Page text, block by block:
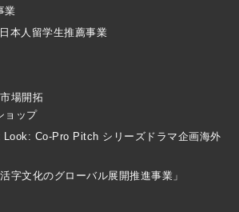
業
本人留学生推薦事業
場開拓
ョップ
Look: Co-Pro Pitch シリーズドラマ企画海外
字文化のグローバル展開推進事業」